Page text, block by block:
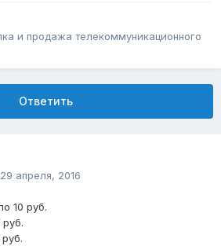
и продажа телекоммуникационного
Ответить
29 апреля, 2016
10 руб.